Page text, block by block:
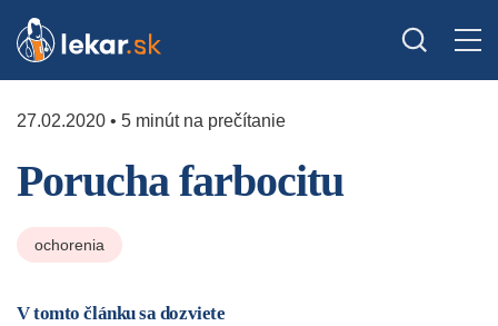
27.02.2020 • 5 minút na prečítanie
Porucha farbocitu
ochorenia
V tomto článku sa dozviete